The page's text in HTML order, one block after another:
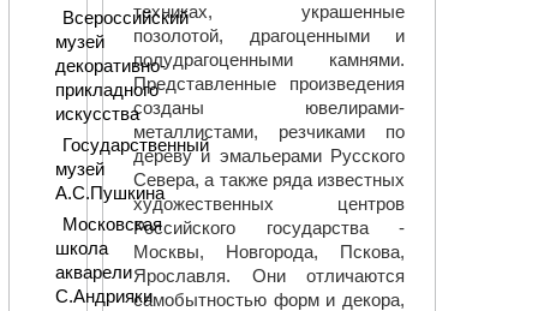
техниках, украшенные
позолотой, драгоценными и
полудрагоценными камнями.
Представленные произведения
созданы ювелирами-
металлистами, резчиками по
дереву и эмальерами Русского
Севера, а также ряда известных
художественных центров
Российского государства -
Москвы, Новгорода, Пскова,
Ярославля. Они отличаются
самобытностью форм и декора,
Всероссийский
музей
декоративно-
прикладного
искусства
Государственный
музей
А.С.Пушкина
Московская
школа
акварели
С.Андрияки